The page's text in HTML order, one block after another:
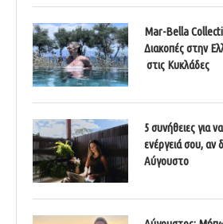
Mar-Bella
Διακοπές στην
στις Κυκλάδες
5 συνήθειες για
ενέργειά σου, αν
Αύγουστο